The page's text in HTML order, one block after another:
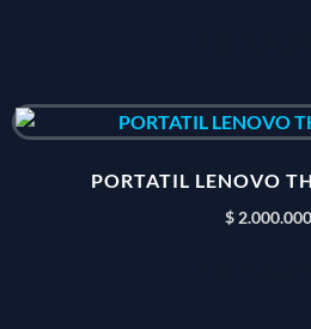
PORTATIL LENOVO
$2.000.000